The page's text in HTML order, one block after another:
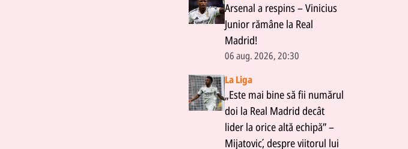
Arsenal a respins – Vinicius
Junior rămâne la Real
Madrid!
06 aug. 2026, 20:30
La Liga
„Este mai bine să fii numărul
doi la Real Madrid decât
lider la orice altă echipă” –
Mijatović, despre viitorul lui